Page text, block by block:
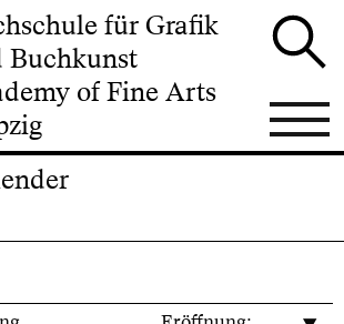
für Grafik
Buchkunst
of Fine Arts